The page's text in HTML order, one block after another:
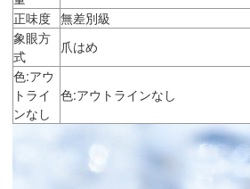
正味度 無差別級
象眼方
式
爪はめ
色:アウ
トライ
ンなし
色:アウトラインなし